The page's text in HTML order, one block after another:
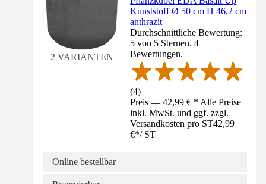
2 VARIANTEN
Kunststoff Ø 50 cm H 46,2 cm
anthrazit
Durchschnittliche Bewertung:
5 von 5 Sternen. 4
Bewertungen.
(4)
Preis — 42,99 € * Alle Preise
inkl. MwSt. und ggf. zzgl.
Versandkosten pro ST42,99
€*/ ST
Online bestellbar